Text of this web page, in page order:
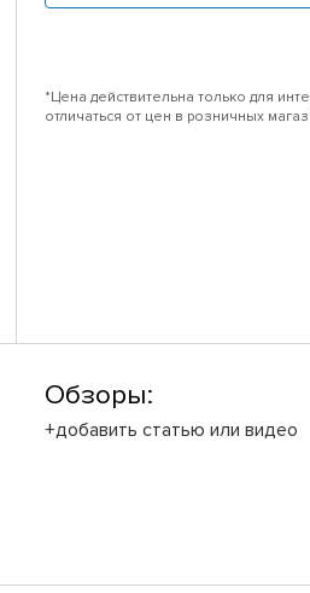
*Цена действительна только для
отличаться от цен в розничных
Обзоры:
+добавить статью или видео